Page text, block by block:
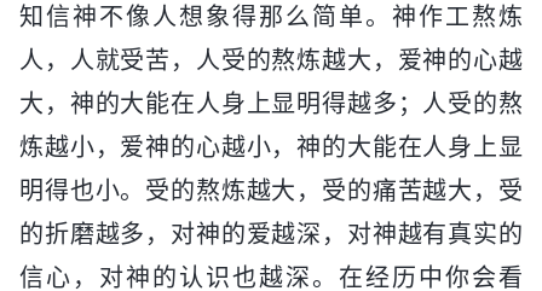
知信神不像人想象得那么简单。神作工熬炼
人，人就受苦，人受的熬炼越大，爱神的心越
大，神的大能在人身上显明得越多；人受的熬
炼越小，爱神的心越小，神的大能在人身上显
明得也小。受的熬炼越大，受的痛苦越大，受
的折磨越多，对神的爱越深，对神越有真实的
信心，对神的认识也越深。在经历中你会看